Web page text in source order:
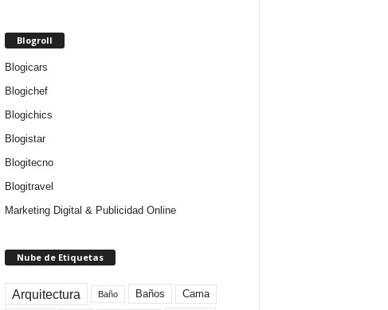
Blogroll
Blogicars
Blogichef
Blogichics
Blogistar
Blogitecno
Blogitravel
Marketing Digital & Publicidad Online
Nube de Etiquetas
Arquitectura Baño Baños Cama